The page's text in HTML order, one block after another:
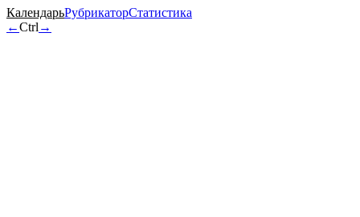
КалендарьРубрикаторСтатистика
←Ctrl →